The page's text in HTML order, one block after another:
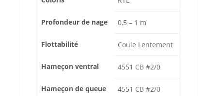
Profondeur de nage 0,5 – 1 m
Flottabilité Coule Lentement
Hameçon ventral 4551 CB #2/0
Hameçon de queue 4551 CB #2/0